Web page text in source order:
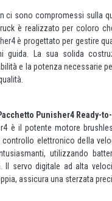
ci sono compromessi sulla
è realizzato per coloro
è progettato per gestire
guida. La sua solida
e la potenza necessarie
Punisher4 Ready-
è il potente motore
elettronico della
utilizzando
Il servo digitale ad alta
assicura una sterzata